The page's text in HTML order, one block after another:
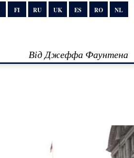
FI RU UK ES RO NL
Від Джеффа Фаунтена